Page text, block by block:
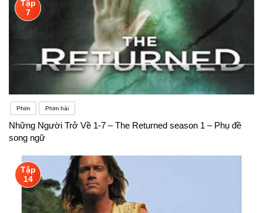
Tập
7
Phim Phim hài
Những Người Trở Về 1-7 – The Returned season 1 – Phụ đề
song ngữ
Tập
14